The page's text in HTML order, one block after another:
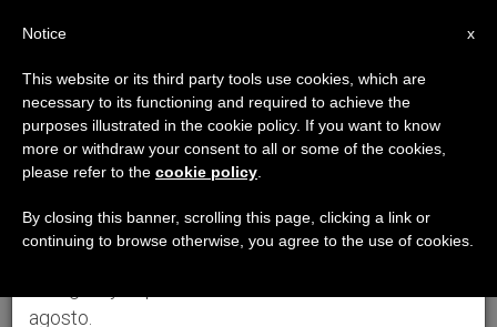
×
Aviso importante
Del 27 de julio al 7 de agosto haremos la pausa
anual, aprovechando que en el periodo de verano
se generan menos informaciones y también el
agosto.
x
Notice
This website or its third party tools use cookies, which are
necessary to its functioning and required to achieve the
purposes illustrated in the cookie policy. If you want to know
more or withdraw your consent to all or some of the cookies,
please refer to the cookie policy
By closing this banner, scrolling this page, clicking a link or
continuing to browse otherwise, you agree to the use of cookies.